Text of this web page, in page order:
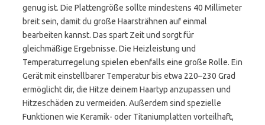
genug ist. Die Plattengröße sollte mindestens 40 Millimeter
breit sein, damit du große Haarsträhnen auf einmal
bearbeiten kannst. Das spart Zeit und sorgt für
gleichmäßige Ergebnisse. Die Heizleistung und
Temperaturregelung spielen ebenfalls eine große Rolle. Ein
Gerät mit einstellbarer Temperatur bis etwa 220–230 Grad
ermöglicht dir, die Hitze deinem Haartyp anzupassen und
Hitzeschäden zu vermeiden. Außerdem sind spezielle
Funktionen wie Keramik- oder Titaniumplatten vorteilhaft,